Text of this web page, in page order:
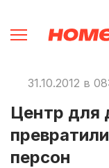
31.10.2012 в
Центр для
персон